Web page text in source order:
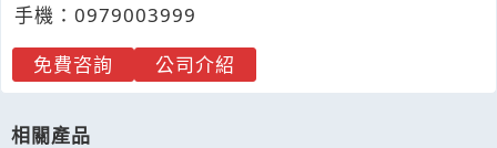
手機： 0979003999
免費咨詢
公司介紹
相關產品